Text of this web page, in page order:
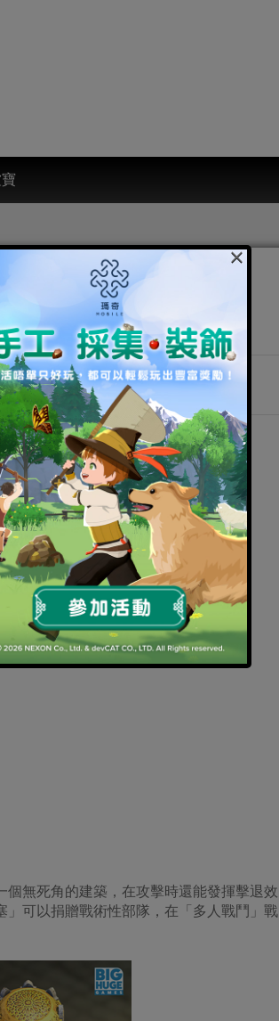
築強勢推出！
》（DomiNations）宣布今日更新「城
樣全新改版內容。
無死角的建築，在攻擊時還能發揮擊退效
可以捐贈戰術性部隊，在「多人戰鬥」戰
×